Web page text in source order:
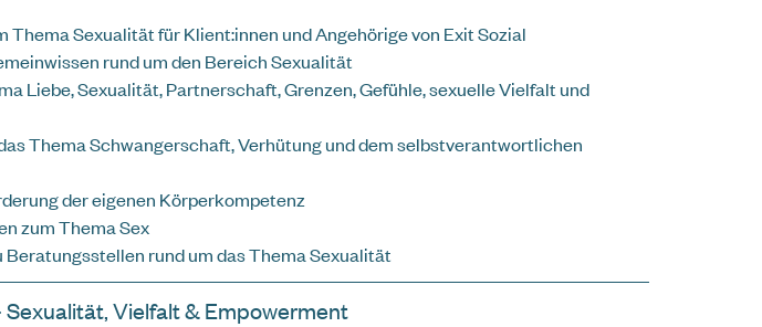
Thema Sexualität für Klient:innen und Angehörige von Exit Sozial
rund um den Bereich Sexualität
Liebe, Sexualität, Partnerschaft, Grenzen, Gefühle, sexuelle Vielfalt und
Thema Schwangerschaft, Verhütung und dem selbstverantwortlichen
der eigenen Körperkompetenz
zum Thema Sex
Beratungsstellen rund um das Thema Sexualität
Sexualität, Vielfalt & Empowerment